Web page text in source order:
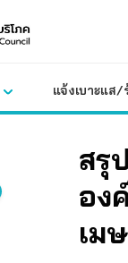
แจ้งเบาะแส
สรุ
อง
เม